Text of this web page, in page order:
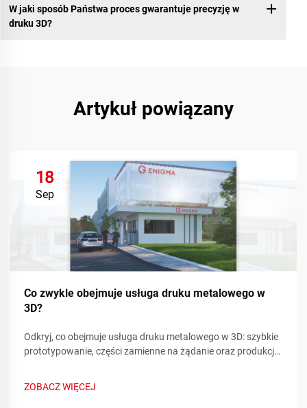
W jaki sposób Państwa proces gwarantuje precyzję w
druku 3D?
Artykuł powiązany
18
Sep
Co zwykle obejmuje usługa druku metalowego w
3D?
Odkryj, co obejmuje usługa druku metalowego w 3D: szybkie
prototypowanie, części zamienne na żądanie oraz produkcja
ZOBACZ WIĘCEJ